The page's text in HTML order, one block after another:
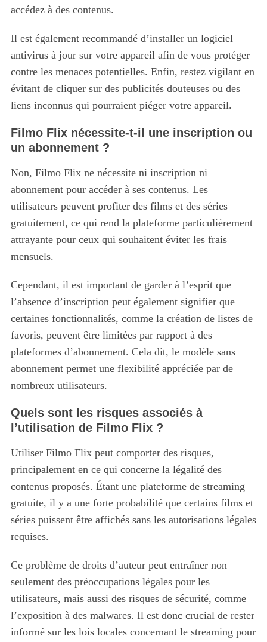
accédez à des contenus.
Il est également recommandé d’installer un logiciel
antivirus à jour sur votre appareil afin de vous protéger
contre les menaces potentielles. Enfin, restez vigilant en
évitant de cliquer sur des publicités douteuses ou des
liens inconnus qui pourraient piéger votre appareil.
Filmo Flix nécessite-t-il une inscription ou
un abonnement ?
Non, Filmo Flix ne nécessite ni inscription ni
abonnement pour accéder à ses contenus. Les
utilisateurs peuvent profiter des films et des séries
gratuitement, ce qui rend la plateforme particulièrement
attrayante pour ceux qui souhaitent éviter les frais
mensuels.
Cependant, il est important de garder à l’esprit que
l’absence d’inscription peut également signifier que
certaines fonctionnalités, comme la création de listes de
favoris, peuvent être limitées par rapport à des
plateformes d’abonnement. Cela dit, le modèle sans
abonnement permet une flexibilité appréciée par de
nombreux utilisateurs.
Quels sont les risques associés à
l’utilisation de Filmo Flix ?
Utiliser Filmo Flix peut comporter des risques,
principalement en ce qui concerne la légalité des
contenus proposés. Étant une plateforme de streaming
gratuite, il y a une forte probabilité que certains films et
séries puissent être affichés sans les autorisations légales
requises.
Ce problème de droits d’auteur peut entraîner non
seulement des préoccupations légales pour les
utilisateurs, mais aussi des risques de sécurité, comme
l’exposition à des malwares. Il est donc crucial de rester
informé sur les lois locales concernant le streaming pour
r
h
f
: